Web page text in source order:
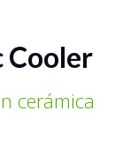
Cooler
cerámica